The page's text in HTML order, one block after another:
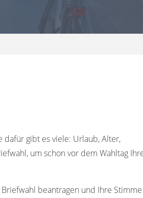
gibt es viele: Urlaub, Alter,
um schon vor dem Wahltag
beantragen und Ihre Stimme